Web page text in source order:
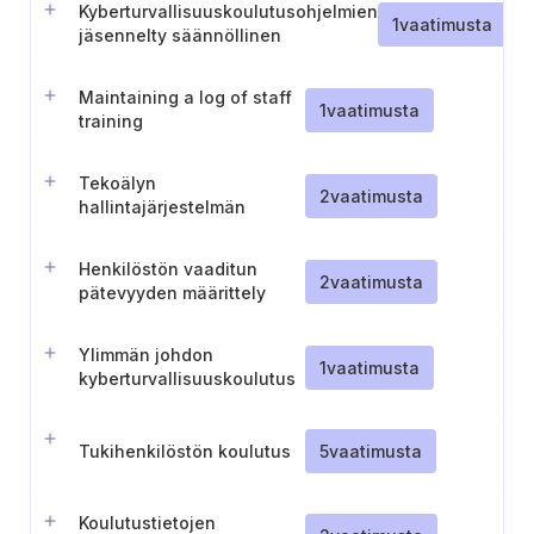
Kyberturvallisuuskoulutusohjelmien
jäsennelty säännöllinen
1vaatimusta
Maintaining a log of staff
training
1vaatimusta
Tekoälyn
hallintajärjestelmän
2vaatimusta
Henkilöstön vaaditun
pätevyyden määrittely
2vaatimusta
Ylimmän johdon
kyberturvallisuuskoulutus
1vaatimusta
Tukihenkilöstön koulutus 5vaatimusta
Koulutustietojen